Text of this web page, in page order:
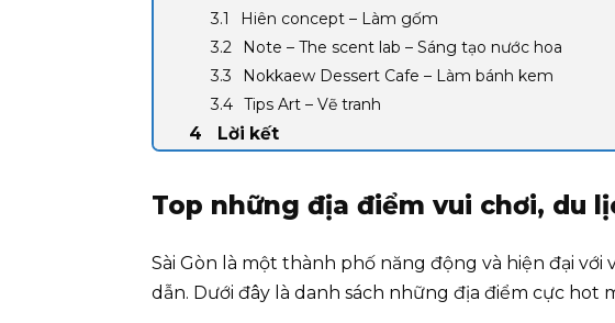
Hiên concept – Làm gốm
Note – The scent lab – Sáng tạo nước hoa
Nokkaew Dessert Cafe – Làm bánh kem
Tips Art – Vẽ tranh
Lời kết
Top những địa điểm vui chơi, du
Sài Gòn là một thành phố năng động và hiện đại với
dẫn. Dưới đây là danh sách những địa điểm cực hot